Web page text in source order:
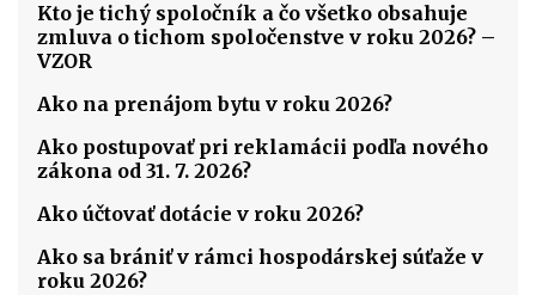
Kto je tichý spoločník a čo všetko obsahuje
zmluva o tichom spoločenstve v roku 2026? –
VZOR
Ako na prenájom bytu v roku 2026?
Ako postupovať pri reklamácii podľa nového
zákona od 31. 7. 2026?
Ako účtovať dotácie v roku 2026?
Ako sa brániť v rámci hospodárskej súťaže v
roku 2026?